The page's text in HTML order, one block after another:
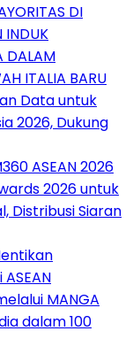
DI
INDUK
DALAM
ITALIA BARU
Data untuk
2026, Dukung
ASEAN 2026
2026 untuk
Distribusi Siaran
MANGA
dalam 100